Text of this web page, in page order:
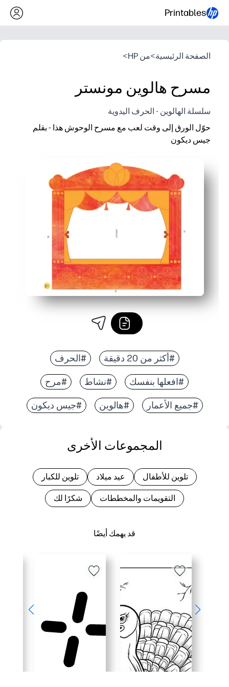
Printables
الصفحة الرئيسية>من HP >
مسرح هالوين مونستر
سلسلة الهالوين - الحرف اليدوية
حوّل الورق إلى وقت لعب مع مسرح الوحوش هذا - بقلم
جيس ديكون
#أكثر من 20 دقيقة #الحرف
#افعلها بنفسك #نشاط #مرح
#جميع الأعمار #هالوين #جيس ديكون
قد يهمك أيضًا
المجموعات الأخرى
تلوين للأطفال عيد ميلاد تلوين للكبار
التقويمات والمخططات شكرًا لك